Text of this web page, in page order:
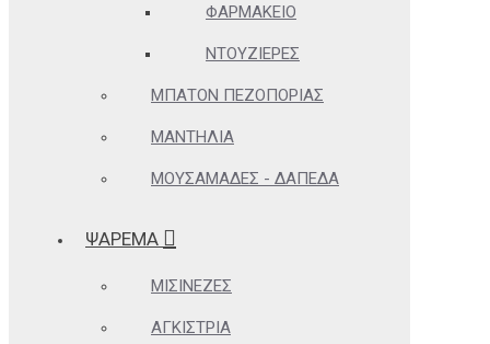
ΦΑΡΜΑΚΕΊΟ
ΝΤΟΥΖΙΈΡΕΣ
ΜΠΑΤΌΝ ΠΕΖΟΠΟΡΊΑΣ
ΜΑΝΤΉΛΙΑ
ΜΟΥΣΑΜΆΔΕΣ - ΔΆΠΕΔΑ
ΨΑΡΕΜΑ
ΜΙΣΙΝΈΖΕΣ
ΑΓΚΊΣΤΡΙΑ